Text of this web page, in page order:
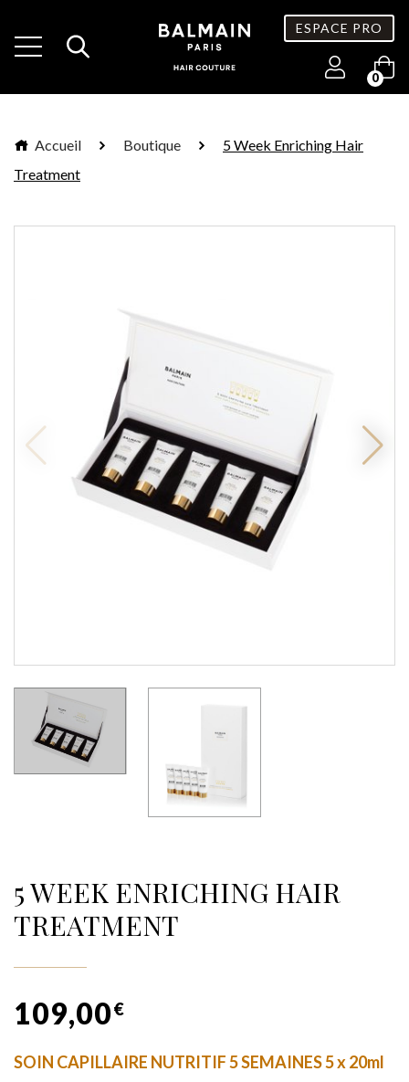
ESPACE PRO
0
Accueil Boutique
5 Week Enriching Hair
Treatment
5 WEEK ENRICHING HAIR
TREATMENT
109,00€
SOIN CAPILLAIRE NUTRITIF 5 SEMAINES 5 x 20ml